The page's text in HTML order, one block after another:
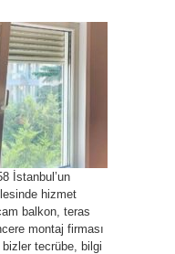
İstanbul’un
hizmet
balkon, teras
montaj firması
tecrübe, bilgi